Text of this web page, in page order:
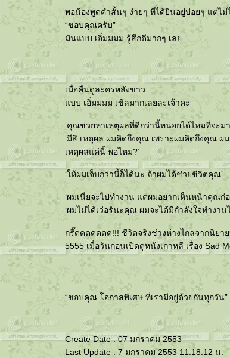
พอน้องพูดคำสั้นๆ ง่ายๆ ที่ได้ยินอยู่บ่อยๆ แต่ไม่
“ขอบคุณครับ”
มันแบบ เอิ่มมมม รู้สึกดีมากๆ เล
เมื่อคืนดูละครหลังข่าว
บบ เอิ่มมมม เขิลมากเลยละเจ้าคะ
‘คุณช่วยหาเหตุผลที่ดีกว่านี้หน่อยได้ไหมที่จะม
‘มีสิ เหตุผล ผมคิดถึงคุณ เพราะผมคิดถึงคุณ
เหตุผลแค่นี้ พอไหม?’
‘ให้ผมเจ็บกว่านี้ก็ได้นะ ถ้าผมได้ช่วยชีวิตคุณ’
‘ผมเนี่ยจะไปทำงาน แต่ผมอยากเห็นหน้าคุณก่อ
‘ผมไม่ได้เว่อร์นะคุณ ผมจะได้มีกำลังใจทำงานไ
กรี๊ดดดดดดด!!! ชีวิตจริงช่างห่างไกลจากนิยา
5555 เมื่อวันก่อนเปิดดูหนังเกาหลี เรื่อง Sad
“ขอบคุณ โอกาสพิเศษ ที่เรามีอยู่ด้วยกันทุกวัน”
Create Date : 07 มกราคม 2553
Last Update : 7 มกราคม 2553 11:18:12 น.